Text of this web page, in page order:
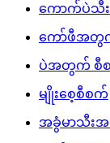
ကောက်ပဲသီ
ကော်ဖီအတွ
ပဲအတွက် စီ
မျိုးစေ့စီစက်
အခွံမာသီး